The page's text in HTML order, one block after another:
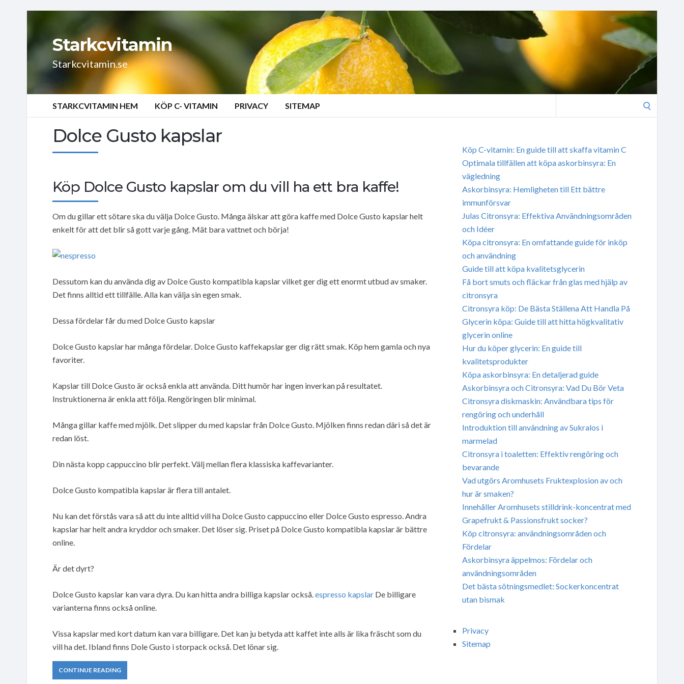
Starkcvitamin
Starkcvitamin.se
STARKCVITAMIN HEM KÖP C- VITAMIN PRIVACY SITEMAP
Dolce Gusto kapslar
Köp Dolce Gusto kapslar om du vill ha ett bra kaffe!
Om du gillar ett sötare ska du välja Dolce Gusto. Många älskar att göra kaffe med Dolce Gusto kapslar helt
enkelt för att det blir så gott varje gång. Mät bara vattnet och börja!
Dessutom kan du använda dig av Dolce Gusto kompatibla kapslar vilket ger dig ett enormt utbud av smaker.
Det finns alltid ett tillfälle. Alla kan välja sin egen smak.
Dessa fördelar får du med Dolce Gusto kapslar
Dolce Gusto kapslar har många fördelar. Dolce Gusto kaffekapslar ger dig rätt smak. Köp hem gamla och nya
favoriter.
Kapslar till Dolce Gusto är också enkla att använda. Ditt humör har ingen inverkan på resultatet.
Instruktionerna är enkla att följa. Rengöringen blir minimal.
Många gillar kaffe med mjölk. Det slipper du med kapslar från Dolce Gusto. Mjölken finns redan däri så det är
redan löst.
Din nästa kopp cappuccino blir perfekt. Välj mellan flera klassiska kaffevarianter.
Dolce Gusto kompatibla kapslar är flera till antalet.
Nu kan det förstås vara så att du inte alltid vill ha Dolce Gusto cappuccino eller Dolce Gusto espresso. Andra
kapslar har helt andra kryddor och smaker. Det löser sig. Priset på Dolce Gusto kompatibla kapslar är bättre
online.
Är det dyrt?
Dolce Gusto kapslar kan vara dyra. Du kan hitta andra billiga kapslar också.espresso kapslar De billigare
varianterna finns också online.
Vissa kapslar med kort datum kan vara billigare. Det kan ju betyda att kaffet inte alls är lika fräscht som du
vill ha det. Ibland finns Dole Gusto i storpack också. Det lönar sig.
CONTINUE READING
Köp C-vitamin: En guide till att skaffa vitamin C
Optimala tillfällen att köpa askorbinsyra: En
vägledning
Askorbinsyra: Hemligheten till Ett bättre
immunförsvar
Julas Citronsyra: Effektiva Användningsområden
och Idéer
Köpa citronsyra: En omfattande guide för inköp
och användning
Guide till att köpa kvalitetsglycerin
Få bort smuts och fläckar från glas med hjälp av
citronsyra
Citronsyra köp: De Bästa Ställena Att Handla På
Glycerin köpa: Guide till att hitta högkvalitativ
glycerin online
Hur du köper glycerin: En guide till
kvalitetsprodukter
Köpa askorbinsyra: En detaljerad guide
Askorbinsyra och Citronsyra: Vad Du Bör Veta
Citronsyra diskmaskin: Användbara tips för
rengöring och underhåll
Introduktion till användning av Sukralos i
marmelad
Citronsyra i toaletten: Effektiv rengöring och
bevarande
Vad utgörs Aromhusets Fruktexplosion av och
hur är smaken?
Innehåller Aromhusets stilldrink-koncentrat med
Grapefrukt & Passionsfrukt socker?
Köp citronsyra: användningsområden och
Fördelar
Askorbinsyra äppelmos: Fördelar och
användningsområden
Det bästa sötningsmedlet: Sockerkoncentrat
utan bismak
Privacy
Sitemap